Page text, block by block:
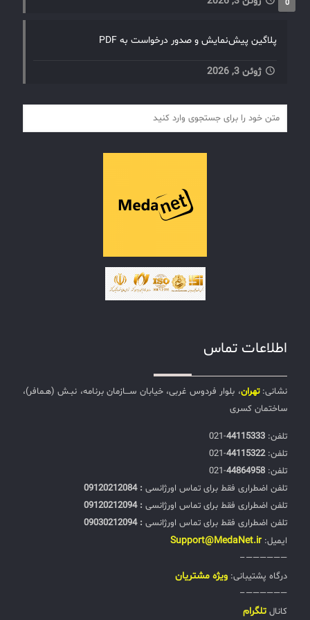
0
پلاگین پیش‌نمایش و صدور درخواست به PDF
ژوئن 3, 2026
اطلاعات تماس
نشانی:تهران، بلوار فردوس غربی، خیابان ســـازمان برنامه، نبـش (هـمافر)،
ساختمان کسری
تلفن:‌ 44115333
-021
تلفن:‌44115322
-021
تلفن:‌ 44864958
-021
تلفن اضطراری فقط برای تماس اورژانسی : 09120212084
تلفن اضطراری فقط برای تماس اورژانسی : 09120212094
تلفن اضطراری فقط برای تماس اورژانسی : 09030212094
ایمیل: Support@MedaNet.ir
——————–
درگاه پشتیبانی: ويژه مشتریان
——————–
کانال تلگرام